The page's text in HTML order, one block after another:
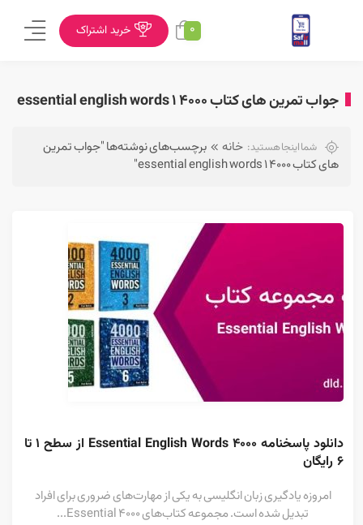
0 خرید اشتراک
جواب تمرین های کتاب 4000 essential english words 1
شما اینجا هستید: خانه
برچسب‌های نوشته‌ها "جواب تمرین
های کتاب 4000 essential english words 1"
۶ رایگان
امروزه یادگیری زبان انگلیسی به یکی از مهارت‌های ضروری برای افراد
تبدیل شده است. مجموعه کتاب‌های 4000 Essential...